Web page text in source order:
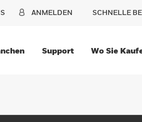
ANMELDEN SCHNELLE
Support Wo Sie